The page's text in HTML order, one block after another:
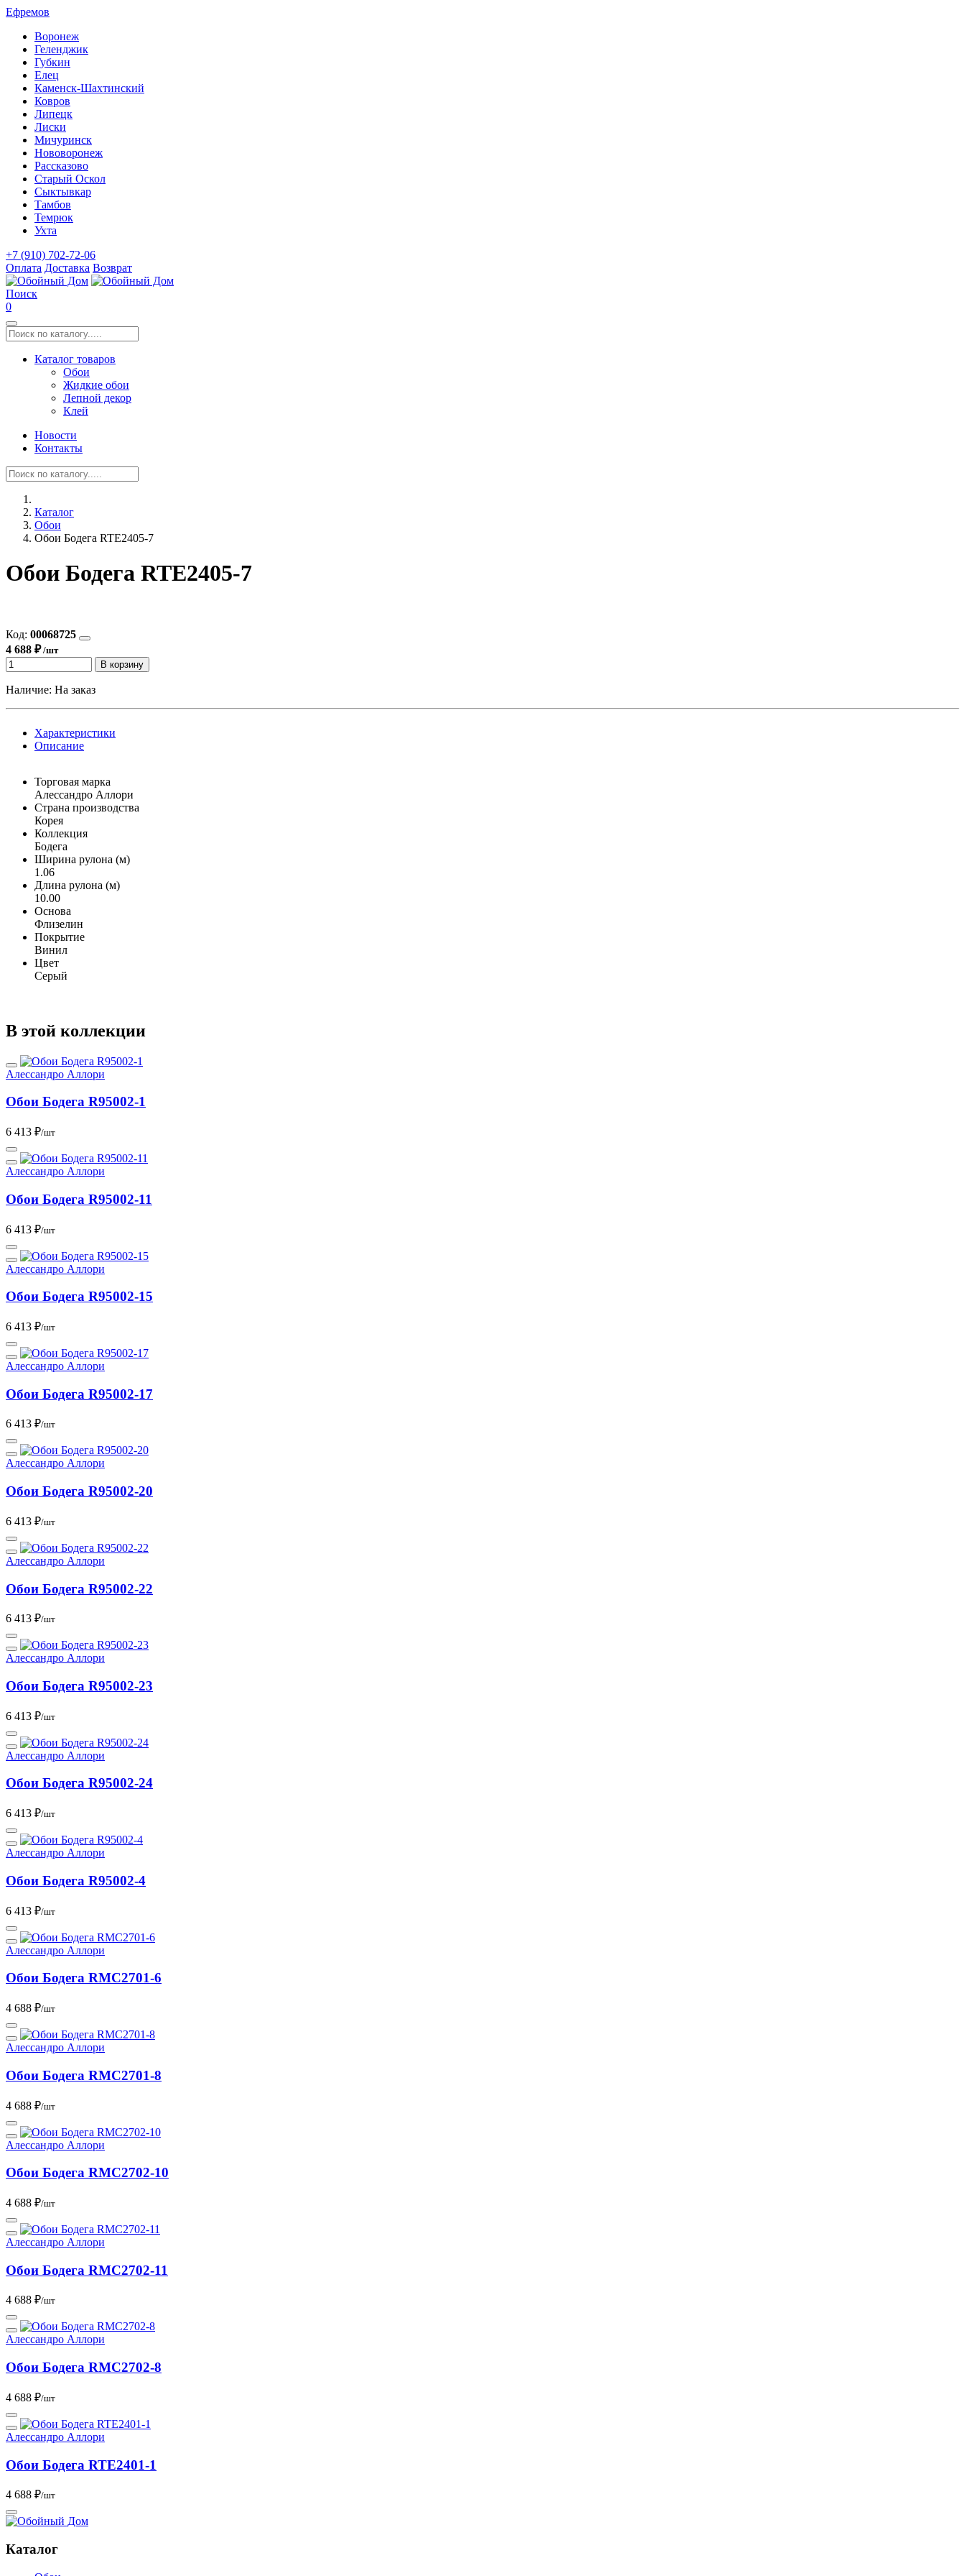
Ефремов
Воронеж
Геленджик
Губкин
Елец
Каменск-Шахтинский
Ковров
Липецк
Лиски
Мичуринск
Нововоронеж
Рассказово
Старый Оскол
Сыктывкар
Тамбов
Темрюк
Ухта
+7 (910) 702-72-06
Оплата Доставка Возврат
Поиск
0
Каталог товаров
Обои
Жидкие обои
Лепной декор
Клей
Новости
Контакты
Каталог
Обои
Обои Бодега RTE2405-7
Обои Бодега RTE2405-7
Код: 00068725
4 688 ₽/шт
В корзину
Наличие: На заказ
Характеристики
Описание
Торговая марка
Алессандро Аллори
Страна производства
Корея
Коллекция
Бодега
Ширина рулона (м)
1.06
Длина рулона (м)
10.00
Основа
Флизелин
Покрытие
Винил
Цвет
Серый
В этой коллекции
Алессандро Аллори
Обои Бодега R95002-1
6 413 ₽/шт
Алессандро Аллори
Обои Бодега R95002-11
6 413 ₽/шт
Алессандро Аллори
Обои Бодега R95002-15
6 413 ₽/шт
Алессандро Аллори
Обои Бодега R95002-17
6 413 ₽/шт
Алессандро Аллори
Обои Бодега R95002-20
6 413 ₽/шт
Алессандро Аллори
Обои Бодега R95002-22
6 413 ₽/шт
Алессандро Аллори
Обои Бодега R95002-23
6 413 ₽/шт
Алессандро Аллори
Обои Бодега R95002-24
6 413 ₽/шт
Алессандро Аллори
Обои Бодега R95002-4
6 413 ₽/шт
Алессандро Аллори
Обои Бодега RMC2701-6
4 688 ₽/шт
Алессандро Аллори
Обои Бодега RMC2701-8
4 688 ₽/шт
Алессандро Аллори
Обои Бодега RMC2702-10
4 688 ₽/шт
Алессандро Аллори
Обои Бодега RMC2702-11
4 688 ₽/шт
Алессандро Аллори
Обои Бодега RMC2702-8
4 688 ₽/шт
Алессандро Аллори
Обои Бодега RTE2401-1
4 688 ₽/шт
Каталог